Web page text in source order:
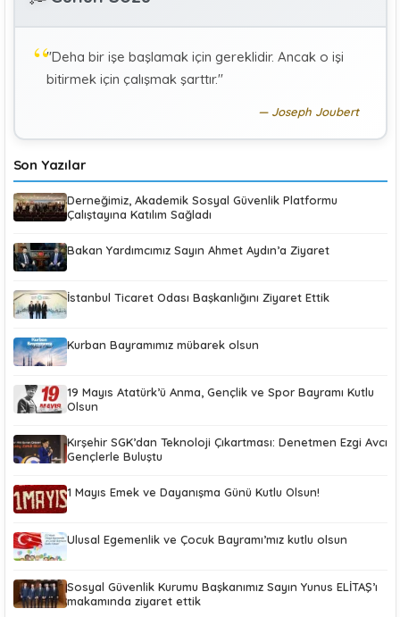
K KÜBRA KOÇ
Uluslararası Sosyal Politika Bağlamında İkili Sosyal
"Deha bir işe başlamak için gereklidir. Ancak o işi
bitirmek için çalışmak şarttır."
Joseph Joubert
Son Yazılar
Derneğimiz, Akademik Sosyal Güvenlik Platformu
Çalıştayına Katılım Sağladı
Bakan Yardımcımız Sayın Ahmet Aydın’a Ziyaret
İstanbul Ticaret Odası Başkanlığını Ziyaret Ettik
Kurban Bayramımız mübarek olsun
19 Mayıs Atatürk’ü Anma, Gençlik ve Spor Bayramı Kutlu
Olsun
Kırşehir SGK’dan Teknoloji Çıkartması: Denetmen Ezgi Avcı
Gençlerle Buluştu
1 Mayıs Emek ve Dayanışma Günü Kutlu Olsun!
Ulusal Egemenlik ve Çocuk Bayramı’mız kutlu olsun
Sosyal Güvenlik Kurumu Başkanımız Sayın Yunus ELİTAŞ’ı
makamında ziyaret ettik